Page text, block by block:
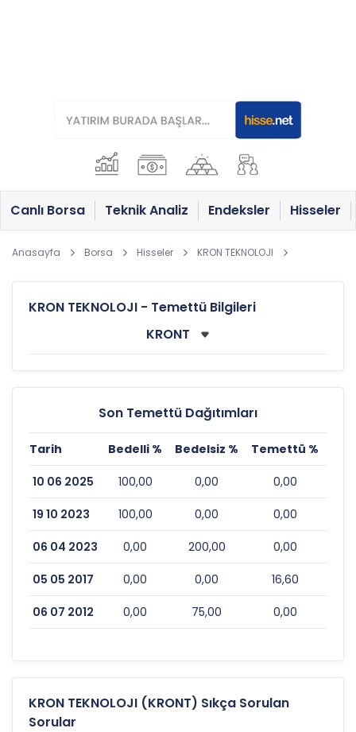
Canlı Borsa Teknik Analiz Endeksler Hisseler
Anasayfa Borsa Hisseler KRON TEKNOLOJI
KRON TEKNOLOJI - Temettü Bilgileri
Son Temettü Dağıtımları
Tarih Bedelli % Bedelsiz % Temettü %
10 06 2025 100,00 0,00 0,00
19 10 2023 100,00 0,00 0,00
06 04 2023 0,00 200,00 0,00
05 05 2017 0,00 0,00 16,60
06 07 2012 0,00 75,00 0,00
KRON TEKNOLOJI (KRONT) Sıkça Sorulan
Sorular